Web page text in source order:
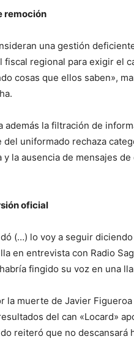
remoción
una gestión
fiscal regional para exigir el
cosas que ellos saben»,
además la filtración de
del uniformado rechaza
y la ausencia de mensajes
oficial
(…) lo voy a seguir
en entrevista con Radio
fingido su voz en una
la muerte de Javier
del can «Locard»
reiteró que no descansará